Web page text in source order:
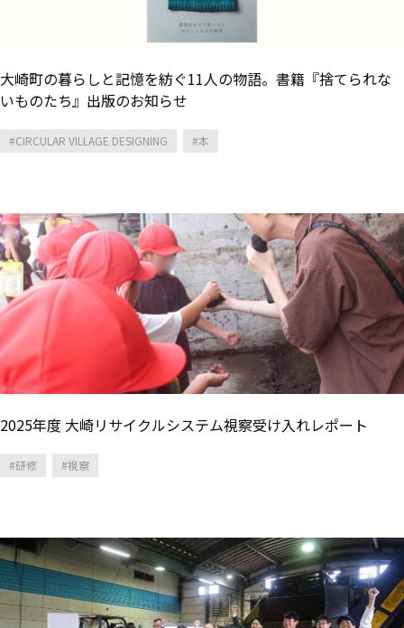
大崎町の暮らしと記憶を紡ぐ11人の物語。書籍『捨てられな
いものたち』出版のお知らせ
CIRCULAR VILLAGE DESIGNING 本
2025年度 大崎リサイクルシステム視察受け入れレポート
研修 視察